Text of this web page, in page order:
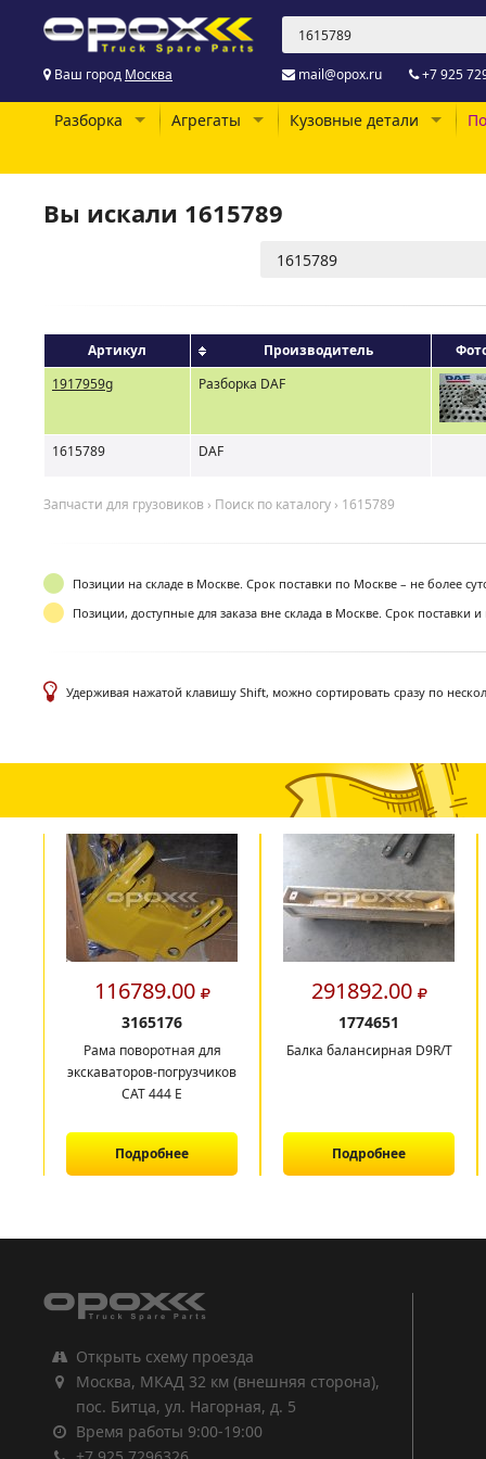
Ваш город Москва mail@opox.ru +7 925
Разборка Агрегаты Кузовные детали
Вы искали 1615789
Артикул Производитель
1917959g
Разборка DAF
1615789 DAF
Запчасти для грузовиков › Поиск по каталогу › 1615789
Позиции на складе в Москве. Срок поставки по Москве – не более
Позиции, доступные для заказа вне склада в Москве. Срок поставки
Удерживая нажатой клавишу Shift, можно сортировать сразу по
116789.00
3165176
Рама поворотная для
экскаваторов-погрузчиков
САТ 444 E
Подробнее
291892.00
1774651
Балка балансирная D9R/T
Подробнее
Открыть схему проезда
Москва, МКАД 32 км (внешняя сторона),
пос. Битца, ул. Нагорная, д. 5
Время работы 9:00-19:00